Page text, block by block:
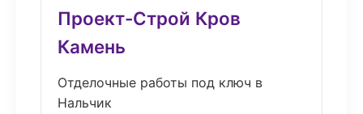
Проект-Строй Кров
Камень
Отделочные работы под ключ в
Нальчик